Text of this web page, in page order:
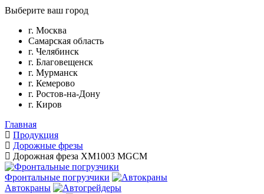
Выберите ваш город
г. Москва
Самарская область
г. Челябинск
г. Благовещенск
г. Мурманск
г. Кемерово
г. Ростов-на-Дону
г. Киров
Главная
Продукция
Дорожные фрезы
Дорожная фреза XM1003 MGCM
Фронтальные погрузчики
Автокраны